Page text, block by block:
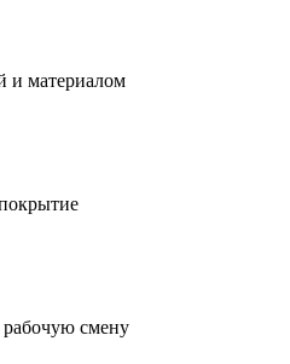
и материалом
смену